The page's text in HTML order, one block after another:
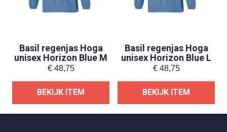
Basil regenjas Hoga
unisex Horizon Blue M
€48,75
BEKIJK ITEM
Basil regenjas Hoga
unisex Horizon Blue L
€48,75
BEKIJK ITEM